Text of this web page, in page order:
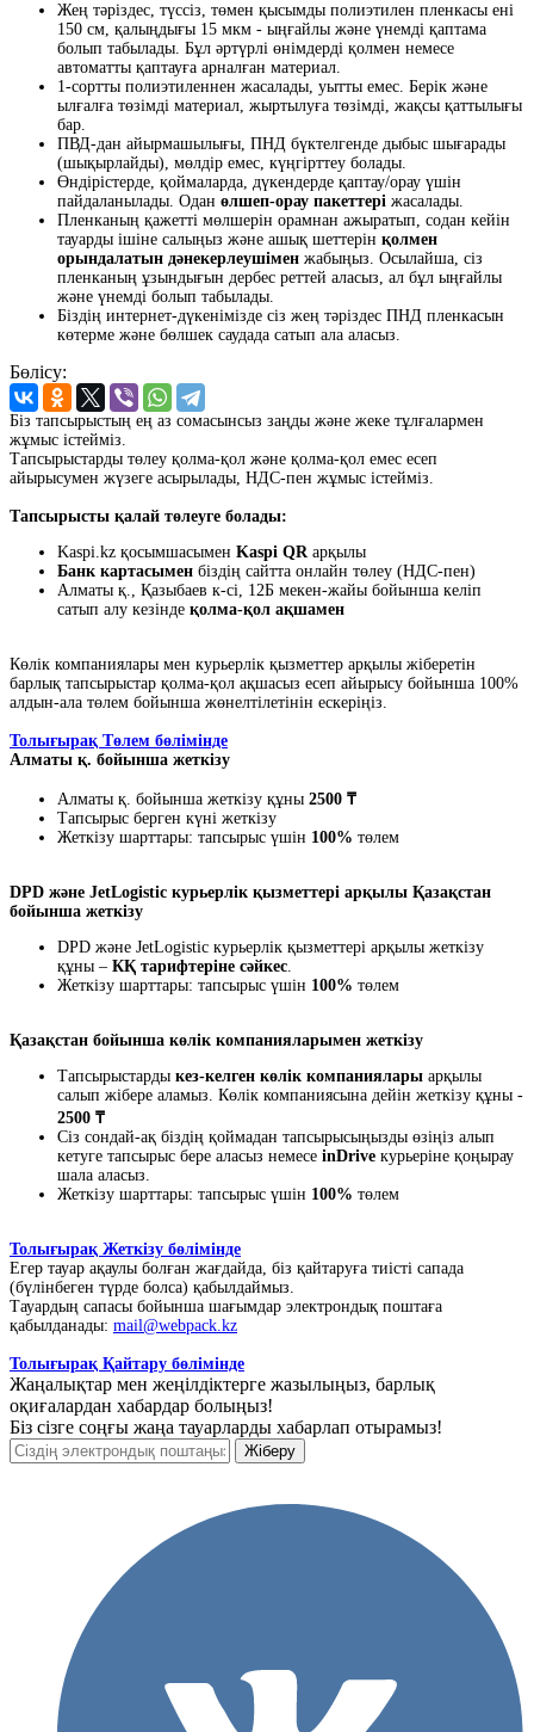
Жең тәріздес, түссіз, төмен қысымды полиэтилен пленкасы ені
150 см, қалыңдығы 15 мкм - ыңғайлы және үнемді қаптама
болып табылады. Бұл әртүрлі өнімдерді қолмен немесе
автоматты қаптауға арналған материал.
1-сортты полиэтиленнен жасалады, уытты емес. Берік және
ылғалға төзімді материал, жыртылуға төзімді, жақсы қаттылығы
бар.
ПВД-дан айырмашылығы, ПНД бүктелгенде дыбыс шығарады
(шықырлайды), мөлдір емес, күңгірттеу болады.
Өндірістерде, қоймаларда, дүкендерде қаптау/орау үшін
пайдаланылады. Одан өлшеп-орау пакеттері жасалады.
Пленканың қажетті мөлшерін орамнан ажыратып, содан кейін
тауарды ішіне салыңыз және ашық шеттерін қолмен
орындалатын дәнекерлеушімен жабыңыз. Осылайша, сіз
пленканың ұзындығын дербес реттей аласыз, ал бұл ыңғайлы
және үнемді болып табылады.
Біздің интернет-дүкенімізде сіз жең тәріздес ПНД пленкасын
көтерме және бөлшек саудада сатып ала аласыз.
Бөлісу:
Біз тапсырыстың ең аз сомасынсыз заңды және жеке тұлғалармен
жұмыс істейміз.
Тапсырыстарды төлеу қолма-қол және қолма-қол емес есеп
айырысумен жүзеге асырылады, НДС-пен жұмыс істейміз.
Тапсырысты қалай төлеуге болады:
Kaspi.kz қосымшасымен Kaspi QRарқылы
Банк картасымен біздің сайтта онлайн төлеу (НДС-пен)
Алматы қ., Қазыбаев к-сі, 12Б мекен-жайы бойынша келіп
сатып алу кезінде қолма-қол ақшамен
Көлік компаниялары мен курьерлік қызметтер арқылы жіберетін
барлық тапсырыстар қолма-қол ақшасыз есеп айырысу бойынша 100%
алдын-ала төлем бойынша жөнелтілетінін ескеріңіз.
Толығырақ Төлем бөлімінде
Алматы қ. бойынша жеткізу
Алматы қ. бойынша жеткізу құны 2500 ₸
Тапсырыс берген күні жеткізу
Жеткізу шарттары: тапсырыс үшін 100% төлем
DPD және JetLogistic курьерлік қызметтері арқылы Қазақстан
бойынша жеткізу
DPD және JetLogistic курьерлік қызметтері арқылы жеткізу
құны – КҚ тарифтеріне сәйкес.
Жеткізу шарттары: тапсырыс үшін 100% төлем
Қазақстан бойынша көлік компанияларымен жеткізу
Тапсырыстарды кез-келген көлік компаниялары арқылы
салып жібере аламыз. Көлік компаниясына дейін жеткізу құны -
2500 ₸
Сіз сондай-ақ біздің қоймадан тапсырысыңызды өзіңіз алып
кетуге тапсырыс бере аласыз немесе inDrive курьеріне қоңырау
шала аласыз.
Жеткізу шарттары: тапсырыс үшін 100% төлем
Толығырақ Жеткізу бөлімінде
Егер тауар ақаулы болған жағдайда, біз қайтаруға тиісті сапада
(бүлінбеген түрде болса) қабылдаймыз.
Тауардың сапасы бойынша шағымдар электрондық поштаға
қабылданады: mail@webpack.kz
Толығырақ Қайтару бөлімінде
Жаңалықтар мен жеңілдіктерге жазылыңыз, барлық
оқиғалардан хабардар болыңыз!
Біз сізге соңғы жаңа тауарларды хабарлап отырамыз!